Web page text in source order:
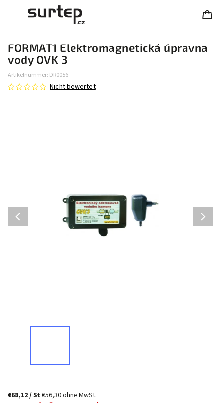
FORMAT1 Elektromagnetická úpravna
vody OVK 3
Artikelnummer: DR0056
Nicht bewertet
€68,12/ St€56,30 ohne MwSt.